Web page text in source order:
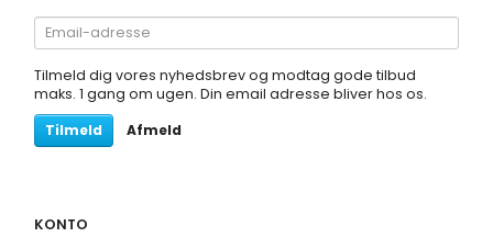
Email-
adresse
Tilmeld dig vores nyhedsbrev og modtag gode tilbud
maks. 1 gang om ugen. Din email adresse bliver hos os.
Tilmeld
Afmeld
KONTO